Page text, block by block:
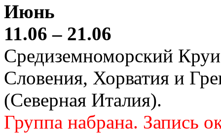
Июнь
11.06 – 21.06
Средиземноморский
Словения, Хорватия и
(Северная Италия).
Группа набрана. Запись